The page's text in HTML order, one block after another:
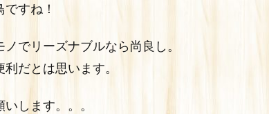
すね！
でリーズナブルなら尚良し。
だとは思います。
します。。。